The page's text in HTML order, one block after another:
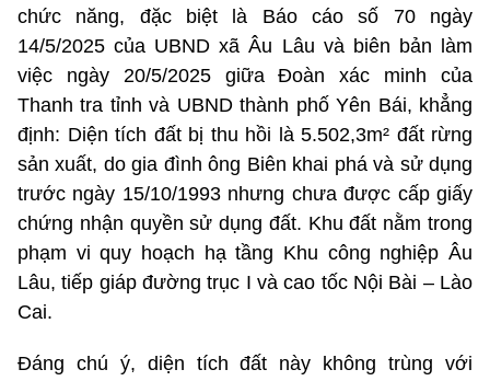
chức năng, đặc biệt là Báo cáo số 70 ngày
14/5/2025 của UBND xã Âu Lâu và biên bản làm
việc ngày 20/5/2025 giữa Đoàn xác minh của
Thanh tra tỉnh và UBND thành phố Yên Bái, khẳng
định: Diện tích đất bị thu hồi là 5.502,3m² đất rừng
sản xuất, do gia đình ông Biên khai phá và sử dụng
trước ngày 15/10/1993 nhưng chưa được cấp giấy
chứng nhận quyền sử dụng đất. Khu đất nằm trong
phạm vi quy hoạch hạ tầng Khu công nghiệp Âu
Lâu, tiếp giáp đường trục I và cao tốc Nội Bài – Lào
Cai.
Đáng chú ý, diện tích đất này không trùng với